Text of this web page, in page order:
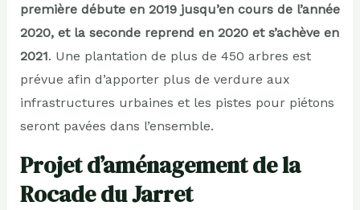
première débute en 2019 jusqu’en cours de l’année
2020, et la seconde reprend en 2020 et s’achève en
2021. Une plantation de plus de 450 arbres est
prévue afin d’apporter plus de verdure aux
infrastructures urbaines et les pistes pour piétons
seront pavées dans l’ensemble.
Projet d’aménagement de la
Rocade du Jarret